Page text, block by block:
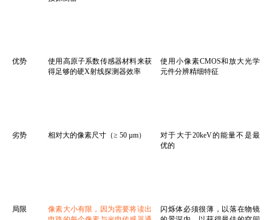
优势
使用高原子系数传感器材料来获
得足够的硬X射线探测器效率
使用小像素CMOS和放大光学
元件分辨精细特征
劣势 相对大的像素尺寸（≥ 50 µm）
对于大于20keV的能量不是最
优的
局限
像素大小有限，因为需要将读出
闪烁体必须很薄，以落在物镜